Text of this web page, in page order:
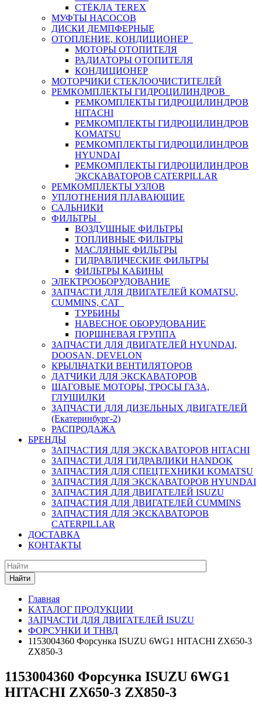
СТЁКЛА TEREX
МУФТЫ НАСОСОВ
ДИСКИ ДЕМПФЕРНЫЕ
ОТОПЛЕНИЕ, КОНДИЦИОНЕР
МОТОРЫ ОТОПИТЕЛЯ
РАДИАТОРЫ ОТОПИТЕЛЯ
КОНДИЦИОНЕР
МОТОРЧИКИ СТЕКЛООЧИСТИТЕЛЕЙ
РЕМКОМПЛЕКТЫ ГИДРОЦИЛИНДРОВ
РЕМКОМПЛЕКТЫ ГИДРОЦИЛИНДРОВ
HITACHI
РЕМКОМПЛЕКТЫ ГИДРОЦИЛИНДРОВ
KOMATSU
РЕМКОМПЛЕКТЫ ГИДРОЦИЛИНДРОВ
HYUNDAI
РЕМКОМПЛЕКТЫ ГИДРОЦИЛИНДРОВ
ЭКСКАВАТОРОВ CATERPILLAR
РЕМКОМПЛЕКТЫ УЗЛОВ
УПЛОТНЕНИЯ ПЛАВАЮЩИЕ
САЛЬНИКИ
ФИЛЬТРЫ
ВОЗДУШНЫЕ ФИЛЬТРЫ
ТОПЛИВНЫЕ ФИЛЬТРЫ
МАСЛЯНЫЕ ФИЛЬТРЫ
ГИДРАВЛИЧЕСКИЕ ФИЛЬТРЫ
ФИЛЬТРЫ КАБИНЫ
ЭЛЕКТРООБОРУДОВАНИЕ
ЗАПЧАСТИ ДЛЯ ДВИГАТЕЛЕЙ KOMATSU,
CUMMINS, CAT
ТУРБИНЫ
НАВЕСНОЕ ОБОРУДОВАНИЕ
ПОРШНЕВАЯ ГРУППА
ЗАПЧАСТИ ДЛЯ ДВИГАТЕЛЕЙ HYUNDAI,
DOOSAN, DEVELON
КРЫЛЬЧАТКИ ВЕНТИЛЯТОРОВ
ДАТЧИКИ ДЛЯ ЭКСКАВАТОРОВ
ШАГОВЫЕ МОТОРЫ, ТРОСЫ ГАЗА,
ГЛУШИЛКИ
ЗАПЧАСТИ ДЛЯ ДИЗЕЛЬНЫХ ДВИГАТЕЛЕЙ
(Екатеринбург-2)
РАСПРОДАЖА
БРЕНДЫ
ЗАПЧАСТИЯ ДЛЯ ЭКСКАВАТОРОВ HITACHI
ЗАПЧАСТИ ДЛЯ ГИДРАВЛИКИ HANDOK
ЗАПЧАСТИЯ ДЛЯ СПЕЦТЕХНИКИ KOMATSU
ЗАПЧАСТИЯ ДЛЯ ЭКСКАВАТОРОВ HYUNDAI
ЗАПЧАСТИЯ ДЛЯ ДВИГАТЕЛЕЙ ISUZU
ЗАПЧАСТИЯ ДЛЯ ДВИГАТЕЛЕЙ CUMMINS
ЗАПЧАСТИЯ ДЛЯ ЭКСКАВАТОРОВ
CATERPILLAR
ДОСТАВКА
КОНТАКТЫ
Найти
Главная
КАТАЛОГ ПРОДУКЦИИ
ЗАПЧАСТИ ДЛЯ ДВИГАТЕЛЕЙ ISUZU
ФОРСУНКИ И ТНВД
1153004360 Форсунка ISUZU 6WG1 HITACHI ZX650-3
ZX850-3
1153004360 Форсунка ISUZU 6WG1
HITACHI ZX650-3 ZX850-3